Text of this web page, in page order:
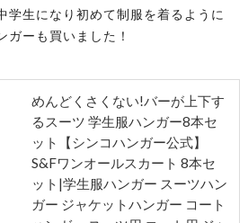
学生になり初めて制服を着るように
ガーも買いました！
めんどくさくない!バーが上下す
るスーツ 学生服ハンガー8本セ
ット【シンコハンガー公式】
S&Fワンオールスカート 8本セ
ット|学生服ハンガー スーツハン
ガー ジャケットハンガー コート